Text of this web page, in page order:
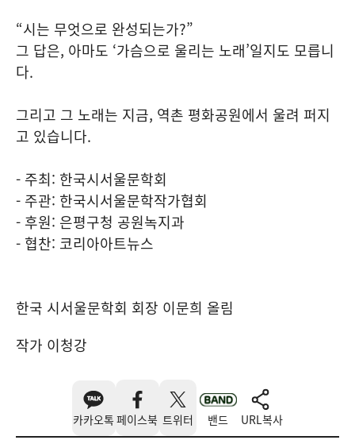
“시는 무엇으로 완성되는가?”
그 답은, 아마도 ‘가슴으로 울리는 노래’일지도 모릅니
다.
그리고 그 노래는 지금, 역촌 평화공원에서 울려 퍼지
고 있습니다.
- 주최: 한국시서울문학회
- 주관: 한국시서울문학작가협회
- 후원: 은평구청 공원녹지과
- 협찬: 코리아아트뉴스
한국 시서울문학회 회장 이문희 올림
작가 이청강
카카오톡 페이스북 트위터 밴드 URL복사